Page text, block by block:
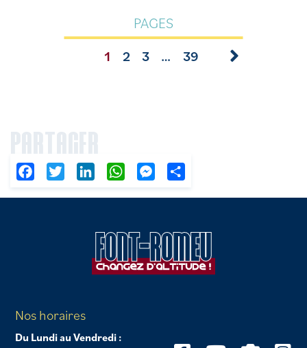
PAGES
1 2 3 … 39
PARTAGER
FacebookTwitter LinkedIn WhatsAppMessenger
Nos horaires
Du Lundi au Vendredi :